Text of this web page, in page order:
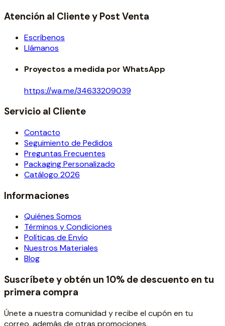
Atención al Cliente y Post Venta
Escríbenos
Llámanos
Proyectos a medida por WhatsApp
https://wa.me/34633209039
Servicio al Cliente
Contacto
Seguimiento de Pedidos
Preguntas Frecuentes
Packaging Personalizado
Catálogo 2026
Informaciones
Quiénes Somos
Términos y Condiciones
Políticas de Envío
Nuestros Materiales
Blog
Suscríbete y obtén un 10% de descuento en tu
primera compra
Únete a nuestra comunidad y recibe el cupón en tu
correo, además de otras promociones.